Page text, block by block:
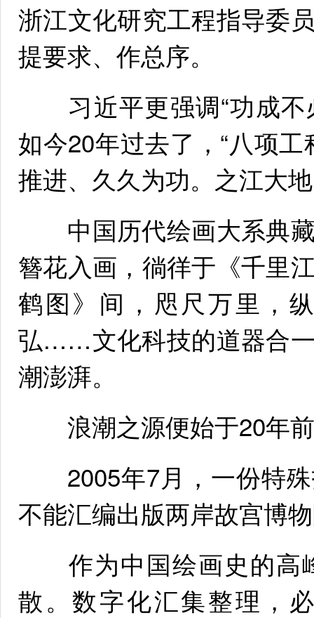
浙江文化研究工程指导委
提要求、作总序。
习近平更强调“功成不
如今20年过去了，“八项
推进、久久为功。之江大
中国历代绘画大系典藏
簪花入画，徜徉于《千里
鹤图》间，咫尺万里，
弘……文化科技的道器合
潮澎湃。
浪潮之源便始于20年
2005年7月，一份特
不能汇编出版两岸故宫博
作为中国绘画史的高
散。数字化汇集整理，